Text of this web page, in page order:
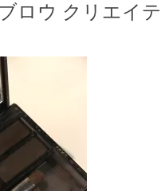
ロウ クリエイ